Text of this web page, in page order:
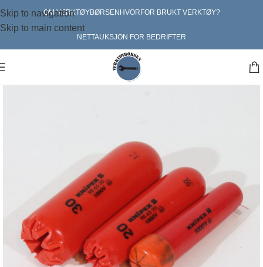
Skip to navigation
Skip to main content
OM VERKTØYBØRSEN HVORFOR BRUKT VERKTØY?
NETTAUKSJON FOR BEDRIFTER